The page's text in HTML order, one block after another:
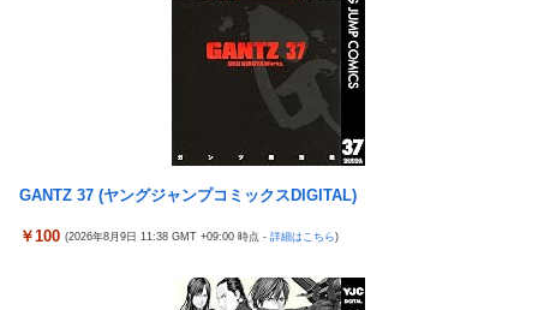
【悲報】ちいかわ作者さん、「総額30億超」の大豪邸を建て
【鼻水】お灸堂の院長先生による「鼻がつらい時の対処法」誰で
【悲報】高市内閣、消費税1％表明でも支持率下落 →ついに６割
日本の防衛白書、ついに青春アニメ化ｗｗｗ 国防を語る本なのに
【朗報】女子高 生レイヤー、臭いやつに苦言 「洋服は一回全部
熱湯につけよう！洗濯機はキッチンハイター薄めた水で一回まわ
【悲報】高市内閣、消費税1％表明でも支持率下落 →ついに６割
日本の防衛白書、ついに青春アニメ化ｗｗｗ 国防を語る本なのに
表紙が謎すぎる
生ｗｗｗｗｗｗ
「神聖なる場所です」靖国神社、境内におけるコスプレや軍装の
GANTZ 37 (ヤングジャンプコミックスDIGITAL)
￥100 (2026年8月9日 11:38 GMT +09:00 時点 - 詳細はこちら)